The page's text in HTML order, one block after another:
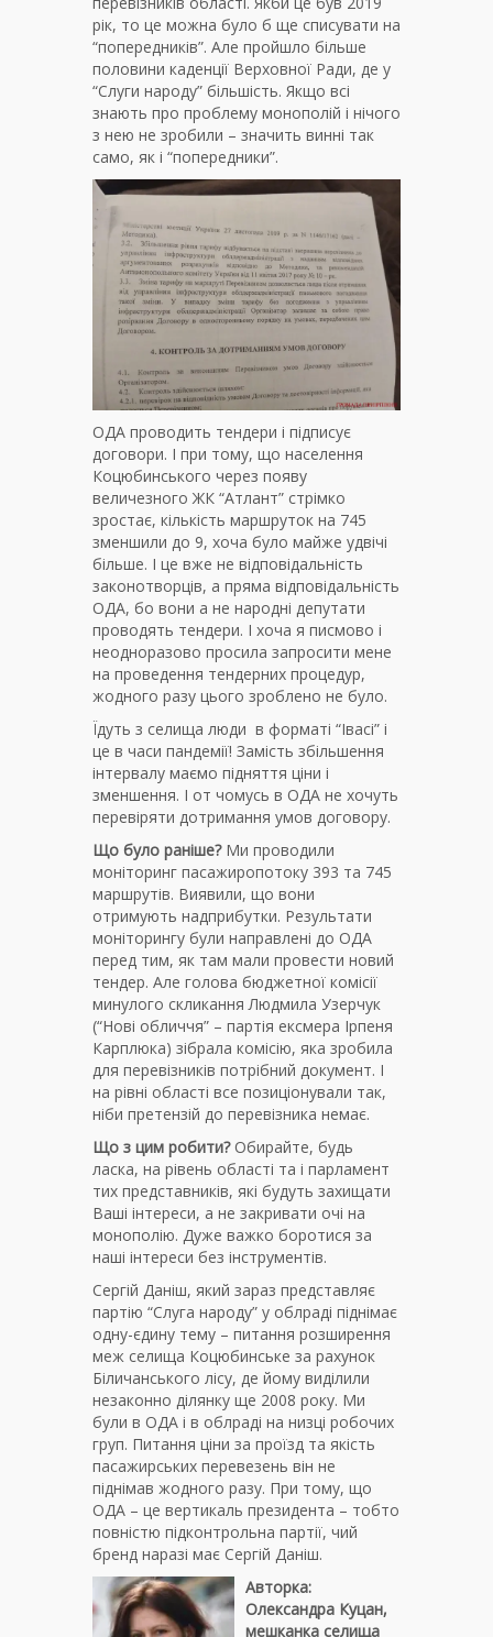
рік, то це можна було б ще списувати на
“попередників”. Але пройшло більше
половини каденції Верховної Ради, де у
“Слуги народу” більшість. Якщо всі
знають про проблему монополій і нічого
з нею не зробили – значить винні так
само, як і “попередники”.
ОДА проводить тендери і підписує
договори. І при тому, що населення
Коцюбинського через появу
величезного ЖК “Атлант” стрімко
зростає, кількість маршруток на 745
зменшили до 9, хоча було майже удвічі
більше. І це вже не відповідальність
законотворців, а пряма відповідальність
ОДА, бо вони а не народні депутати
проводять тендери. І хоча я писмово і
неодноразово просила запросити мене
на проведення тендерних процедур,
жодного разу цього зроблено не було.
Їдуть з селища люди в форматі “Івасі” і
це в часи пандемії! Замість збільшення
інтервалу маємо підняття ціни і
зменшення. І от чомусь в ОДА не хочуть
перевіряти дотримання умов договору.
Що було раніше?Ми проводили
моніторинг пасажиропотоку 393 та 745
маршрутів. Виявили, що вони
отримують надприбутки. Результати
моніторингу були направлені до ОДА
перед тим, як там мали провести новий
тендер. Але голова бюджетної комісії
минулого скликання Людмила Узерчук
(“Нові обличчя” – партія ексмера Ірпеня
Карплюка) зібрала комісію, яка зробила
для перевізників потрібний документ. І
на рівні області все позиціонували так,
ніби претензій до перевізника немає.
Що з цим робити?Обирайте, будь
ласка, на рівень області та і парламент
тих представників, які будуть захищати
Ваші інтереси, а не закривати очі на
монополію. Дуже важко боротися за
наші інтереси без інструментів.
Сергій Даніш, який зараз представляє
партію “Слуга народу” у облраді піднімає
одну-єдину тему – питання розширення
меж селища Коцюбинське за рахунок
Біличанського лісу, де йому виділили
незаконно ділянку ще 2008 року. Ми
були в ОДА і в облраді на низці робочих
груп. Питання ціни за проїзд та якість
пасажирських перевезень він не
піднімав жодного разу. При тому, що
ОДА – це вертикаль президента – тобто
повністю підконтрольна партії, чий
бренд наразі має Сергій Даніш.
Авторка:
Олександра Куцан,
мешканка селища